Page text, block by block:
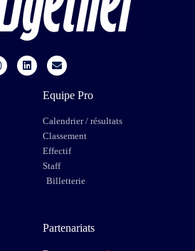
Equipe Pro
Calendrier / résultats
Classement
Effectif
Staff
Billetterie
Partenariats